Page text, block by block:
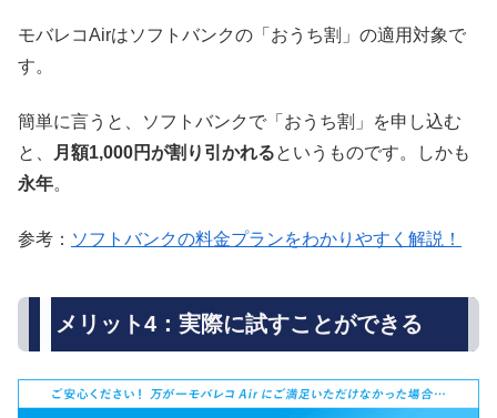
モバレコAirはソフトバンクの「おうち割」の適用対象で
す。
簡単に言うと、ソフトバンクで「おうち割」を申し込む
と、
月額1,000円が割り引かれるというものです。しかも
永年。
参考： ソフトバンクの料金プランをわかりやすく解説！
メリット4：実際に試すことができる